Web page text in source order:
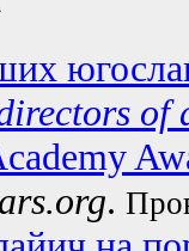
of
.